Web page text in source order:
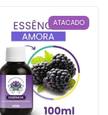
ATACADO